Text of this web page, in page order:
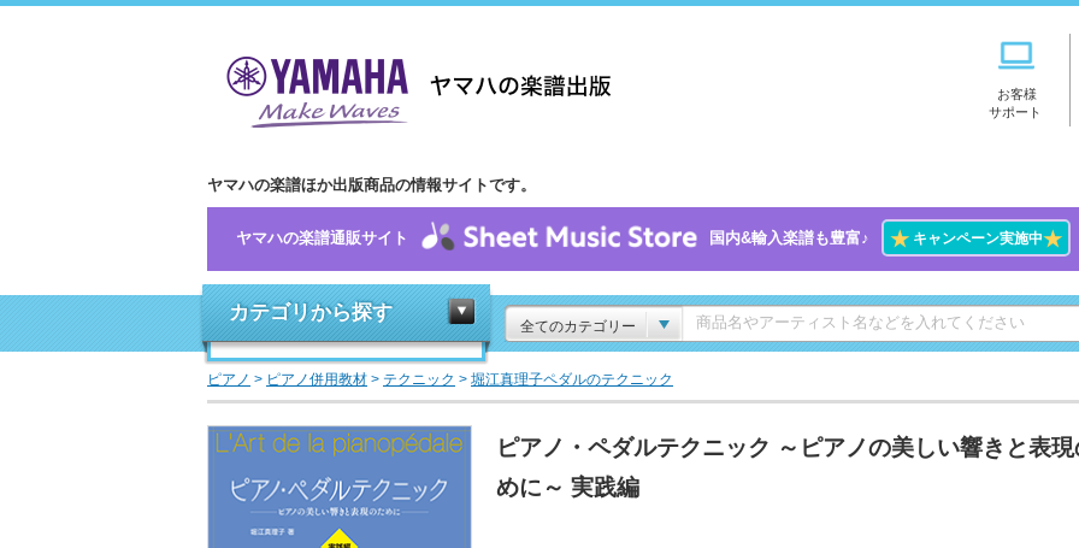
お客様
サポート
ヤマハの楽譜ほか出版商品の情報サイトです。
ヤマハの楽譜通販サイト 国内&輸入楽譜も豊富♪ ★キャンペーン実施中★
カテゴリから探す
全てのカテゴリー
ピアノ > ピアノ併用教材 > テクニック > 堀江真理子ペダルのテクニック
ピアノ・ペダルテクニック ～ピアノの美しい響きと表
めに～ 実践編